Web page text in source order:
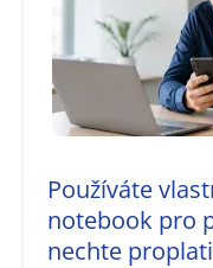
Používáte
notebook pro
nechte